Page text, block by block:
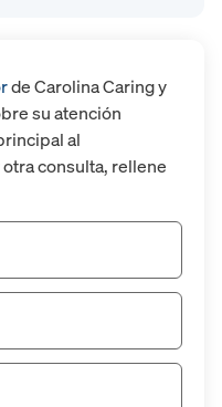
de Carolina Caring y
su atención
al
consulta, rellene